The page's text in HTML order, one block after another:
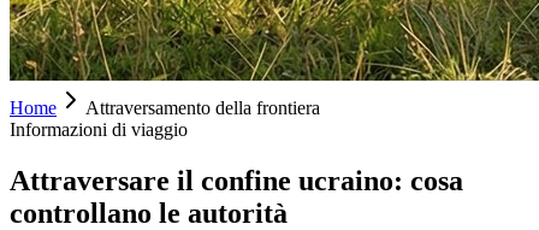
Home
Attraversamento della frontiera
Informazioni di viaggio
Attraversare il confine ucraino: cosa
controllano le autorità